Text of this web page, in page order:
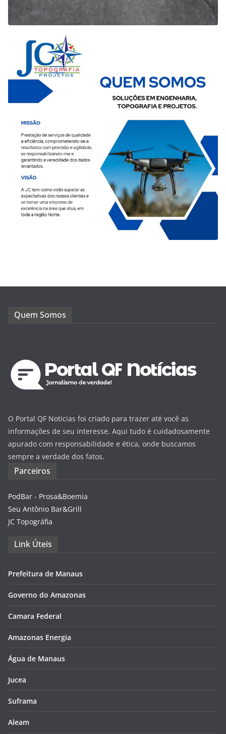
Quem Somos
O Portal QF Notícias foi criado para trazer até você as
informações de seu interesse. Aqui tudo é cuidadosamente
apurado com responsabilidade e ética, onde buscamos
sempre a verdade dos fatos.
Parceiros
PodBar - Prosa&Boemia
Seu Antônio Bar&Grill
JC Topográfia
Link Úteis
Prefeitura de Manaus
Governo do Amazonas
Camara Federal
Amazonas Energia
Água de Manaus
Jucea
Suframa
Aleam